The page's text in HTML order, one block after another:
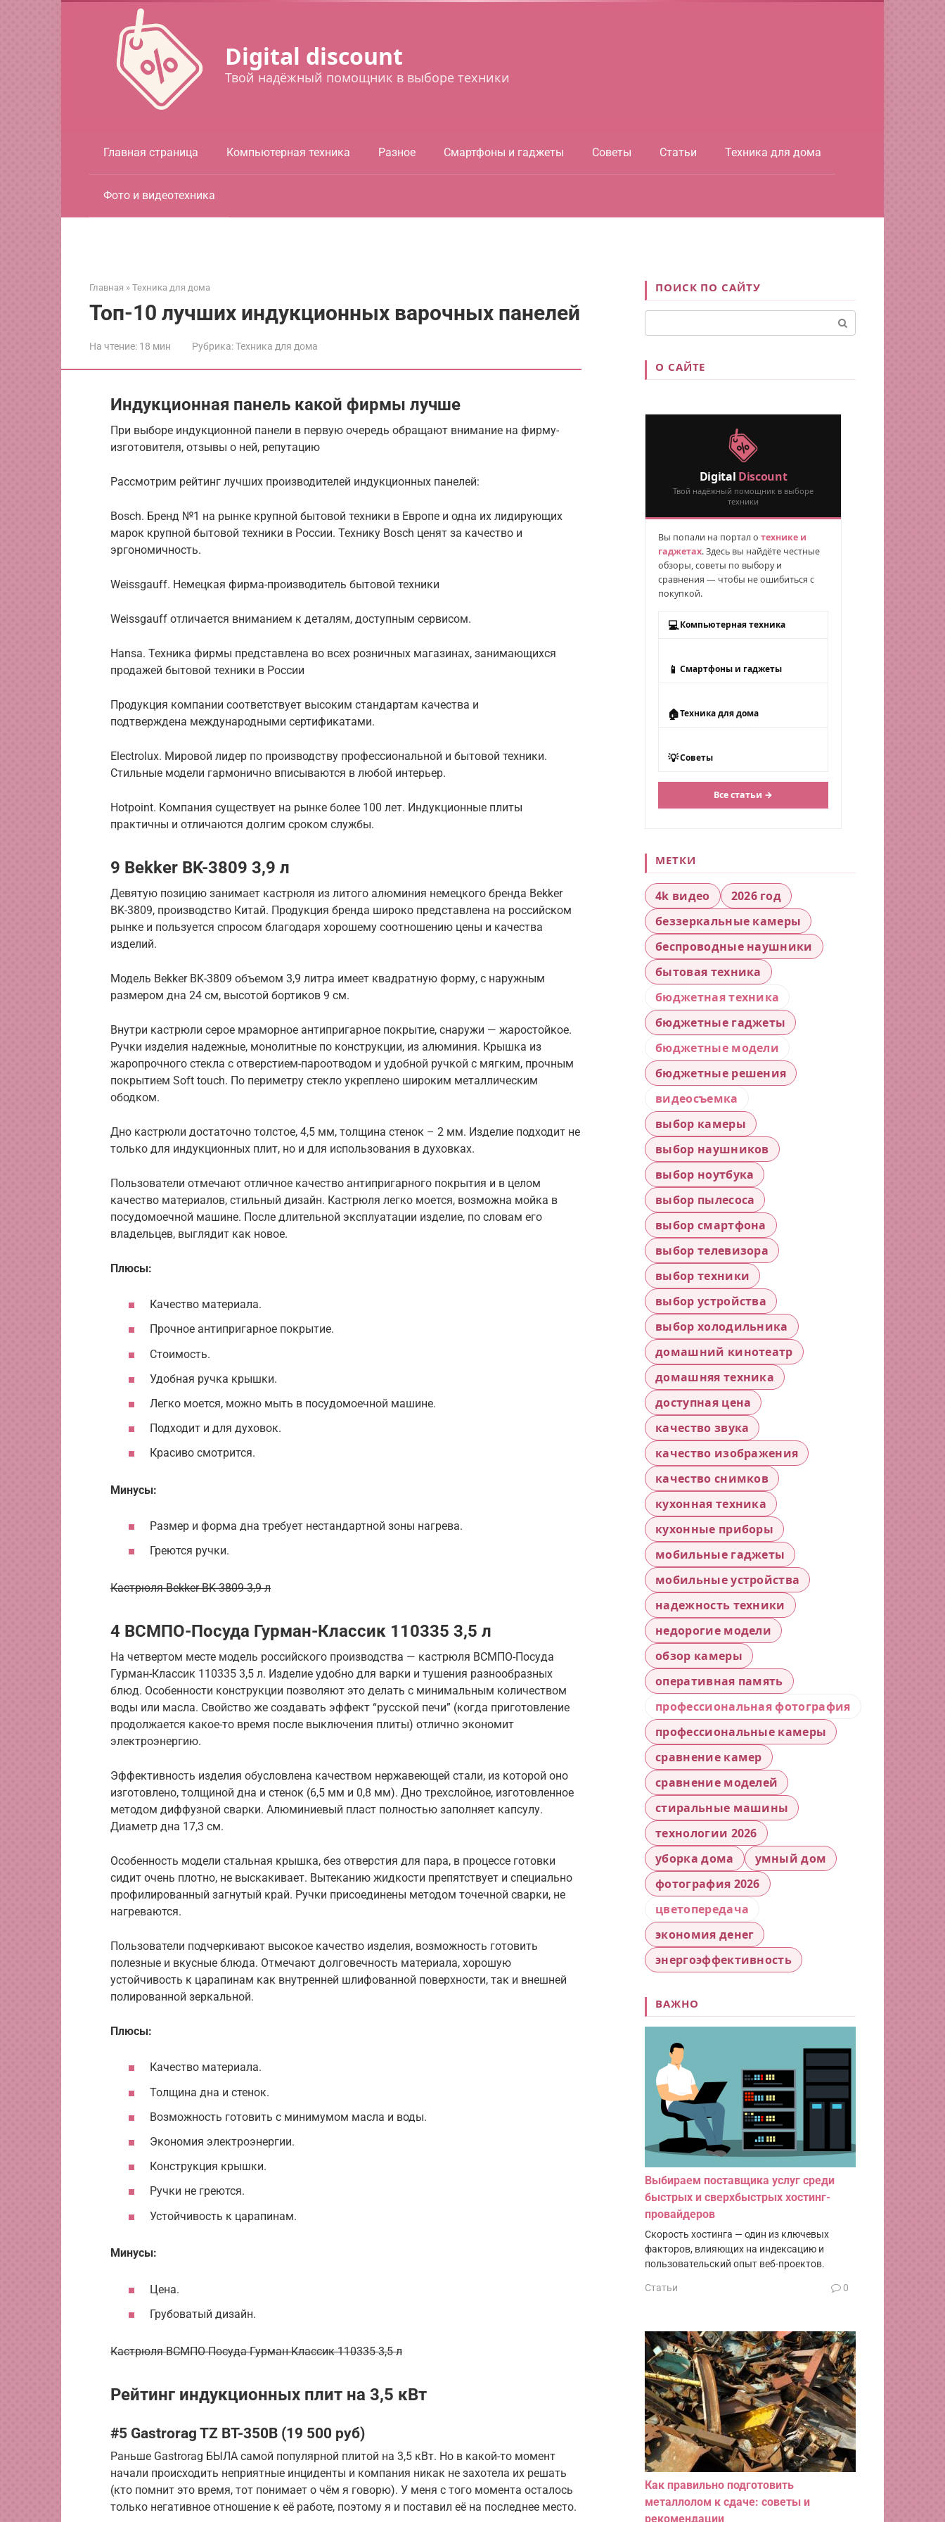
Digital discount
Твой надёжный помощник в выборе техники
Главная страница Компьютерная техника Разное Смартфоны и гаджеты Советы Статьи Техника для дома
Фото и видеотехника
Главная » Техника для дома
Топ-10 лучших индукционных варочных панелей
На чтение: 18 мин Рубрика:Техника для дома
Индукционная панель какой фирмы лучше
При выборе индукционной панели в первую очередь обращают внимание на фирму-
изготовителя, отзывы о ней, репутацию
Рассмотрим рейтинг лучших производителей индукционных панелей:
Bosch. Бренд №1 на рынке крупной бытовой техники в Европе и одна их лидирующих
марок крупной бытовой техники в России. Технику Bosch ценят за качество и
эргономичность.
Weissgauff. Немецкая фирма-производитель бытовой техники
Weissgauff отличается вниманием к деталям, доступным сервисом.
Hansa. Техника фирмы представлена во всех розничных магазинах, занимающихся
продажей бытовой техники в России
Продукция компании соответствует высоким стандартам качества и
подтверждена международными сертификатами.
Electrolux. Мировой лидер по производству профессиональной и бытовой техники.
Стильные модели гармонично вписываются в любой интерьер.
Hotpoint. Компания существует на рынке более 100 лет. Индукционные плиты
практичны и отличаются долгим сроком службы.
9 Bekker BK-3809 3,9 л
Девятую позицию занимает кастрюля из литого алюминия немецкого бренда Bekker
BK-3809, производство Китай. Продукция бренда широко представлена на российском
рынке и пользуется спросом благодаря хорошему соотношению цены и качества
изделий.
Модель Bekker BK-3809 объемом 3,9 литра имеет квадратную форму, с наружным
размером дна 24 см, высотой бортиков 9 см.
Внутри кастрюли серое мраморное антипригарное покрытие, снаружи — жаростойкое.
Ручки изделия надежные, монолитные по конструкции, из алюминия. Крышка из
жаропрочного стекла с отверстием-пароотводом и удобной ручкой с мягким, прочным
покрытием Soft touch. По периметру стекло укреплено широким металлическим
ободком.
Дно кастрюли достаточно толстое, 4,5 мм, толщина стенок – 2 мм. Изделие подходит не
только для индукционных плит, но и для использования в духовках.
Пользователи отмечают отличное качество антипригарного покрытия и в целом
качество материалов, стильный дизайн. Кастрюля легко моется, возможна мойка в
посудомоечной машине. После длительной эксплуатации изделие, по словам его
владельцев, выглядит как новое.
Плюсы:
Качество материала.
Прочное антипригарное покрытие.
Стоимость.
Удобная ручка крышки.
Легко моется, можно мыть в посудомоечной машине.
Подходит и для духовок.
Красиво смотрится.
Минусы:
Размер и форма дна требует нестандартной зоны нагрева.
Греются ручки.
Кастрюля Bekker BK-3809 3,9 л
4 ВСМПО-Посуда Гурман-Классик 110335 3,5 л
На четвертом месте модель российского производства — кастрюля ВСМПО-Посуда
Гурман-Классик 110335 3,5 л. Изделие удобно для варки и тушения разнообразных
блюд. Особенности конструкции позволяют это делать с минимальным количеством
воды или масла. Свойство же создавать эффект “русской печи” (когда приготовление
продолжается какое-то время после выключения плиты) отлично экономит
электроэнергию.
Эффективность изделия обусловлена качеством нержавеющей стали, из которой оно
изготовлено, толщиной дна и стенок (6,5 мм и 0,8 мм). Дно трехслойное, изготовленное
методом диффузной сварки. Алюминиевый пласт полностью заполняет капсулу.
Диаметр дна 17,3 см.
Особенность модели стальная крышка, без отверстия для пара, в процессе готовки
сидит очень плотно, не выскакивает. Вытеканию жидкости препятствует и специально
профилированный загнутый край. Ручки присоединены методом точечной сварки, не
нагреваются.
Пользователи подчеркивают высокое качество изделия, возможность готовить
полезные и вкусные блюда. Отмечают долговечность материала, хорошую
устойчивость к царапинам как внутренней шлифованной поверхности, так и внешней
полированной зеркальной.
Плюсы:
Качество материала.
Толщина дна и стенок.
Возможность готовить с минимумом масла и воды.
Экономия электроэнергии.
Конструкция крышки.
Ручки не греются.
Устойчивость к царапинам.
Минусы:
Цена.
Грубоватый дизайн.
Кастрюля ВСМПО-Посуда Гурман-Классик 110335 3,5 л
Рейтинг индукционных плит на 3,5 кВт
#5 Gastrorag TZ BT-350B (19 500 руб)
Раньше Gastrorag БЫЛА самой популярной плитой на 3,5 кВт. Но в какой-то момент
начали происходить неприятные инциденты и компания никак не захотела их решать
(кто помнит это время, тот понимает о чём я говорю). У меня с того момента осталось
только негативное отношение к её работе, поэтому я и поставил её на последнее место.
ПОИСК ПО САЙТУ
О САЙТЕ
Digital Discount
Твой надёжный помощник в выборе
техники
Вы попали на портал о технике и
гаджетах. Здесь вы найдёте честные
обзоры, советы по выбору и
сравнения — чтобы не ошибиться с
покупкой.
💻 Компьютерная техника
📱 Смартфоны и гаджеты
🏠Техника для дома
💡Советы
Все статьи →
МЕТКИ
4k видео
2026 год
беззеркальные камеры
беспроводные наушники
бытовая техника
бюджетная техника
бюджетные гаджеты
бюджетные модели
бюджетные решения
видеосъемка
выбор камеры
выбор наушников
выбор ноутбука
выбор пылесоса
выбор смартфона
выбор телевизора
выбор техники
выбор устройства
выбор холодильника
домашний кинотеатр
домашняя техника
доступная цена
качество звука
качество изображения
качество снимков
кухонная техника
кухонные приборы
мобильные гаджеты
мобильные устройства
надежность техники
недорогие модели
обзор камеры
оперативная память
профессиональная фотография
профессиональные камеры
сравнение камер
сравнение моделей
стиральные машины
технологии 2026
уборка дома
умный дом
фотография 2026
цветопередача
экономия денег
энергоэффективность
ВАЖНО
Выбираем поставщика услуг среди
быстрых и сверхбыстрых хостинг-
провайдеров
Скорость хостинга — один из ключевых
факторов, влияющих на индексацию и
пользовательский опыт веб-проектов.
Статьи 0
Как правильно подготовить
металлолом к сдаче: советы и
рекомендации